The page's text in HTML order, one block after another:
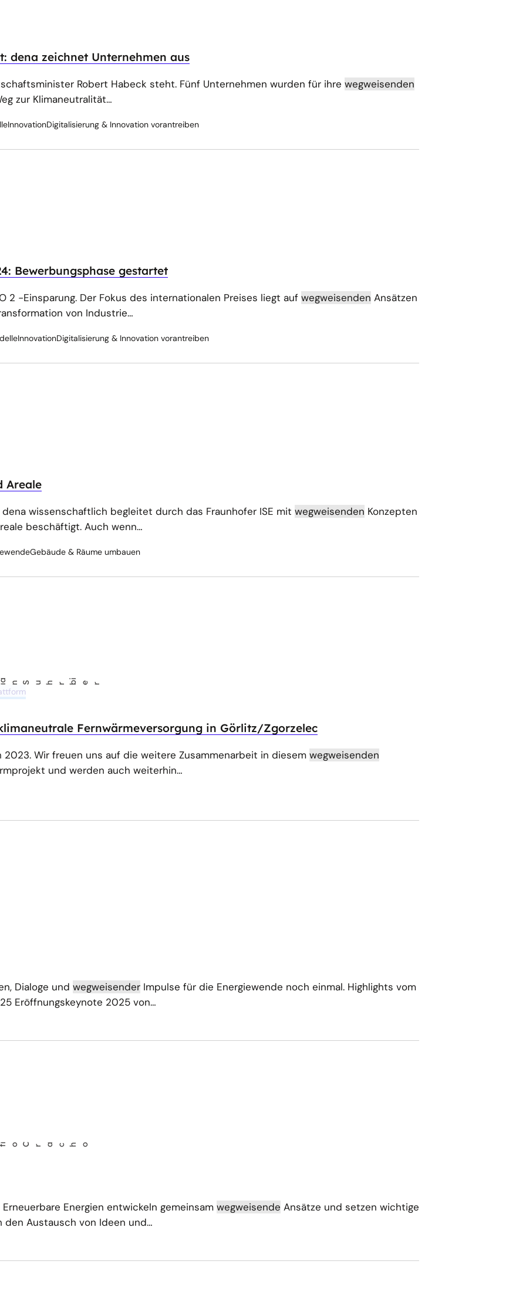
dena zeichnet Unternehmen aus
Robert Habeck steht. Fünf Unternehmen wurden für ihre wegweisenden
zur Klimaneutralität…
InnovationDigitalisierung & Innovation vorantreiben
Bewerbungsphase gestartet
2 -Einsparung. Der Fokus des internationalen Preises liegt auf wegweisenden Ansätzen
von Industrie…
InnovationDigitalisierung & Innovation vorantreiben
Areale
wissenschaftlich begleitet durch das Fraunhofer ISE mit wegweisenden Konzepten
beschäftigt. Auch wenn…
Gebäude & Räume umbauen
i er
Fernwärmeversorgung in Görlitz/Zgorzelec
2023. Wir freuen uns auf die weitere Zusammenarbeit in diesem wegweisenden
und werden auch weiterhin…
Dialoge und wegweisender Impulse für die Energiewende noch einmal. Highlights vom
Eröffnungskeynote 2025 von…
acho
Energien entwickeln gemeinsam wegweisende Ansätze und setzen wichtige
den Austausch von Ideen und…